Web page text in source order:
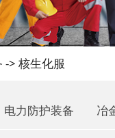
> 核生化服
电力防护装备 冶